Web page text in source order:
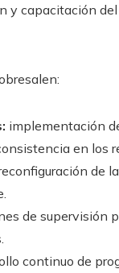
y capacitación
implementación
en los
de
de supervisión
continuo de